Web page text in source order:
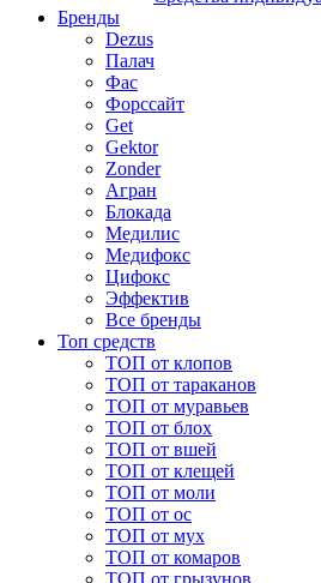
Бренды
Dezus
Палач
Фас
Форcсайт
Get
Gektor
Zonder
Агран
Блокада
Медилис
Медифокс
Цифокс
Эффектив
Все бренды
Топ средств
ТОП от клопов
ТОП от тараканов
ТОП от муравьев
ТОП от блох
ТОП от вшей
ТОП от клещей
ТОП от моли
ТОП от ос
ТОП от мух
ТОП от комаров
ТОП от грызунов